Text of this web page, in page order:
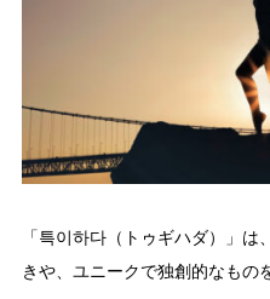
「특이하다（トゥギハダ）」は
きや、ユニークで独創的なもの